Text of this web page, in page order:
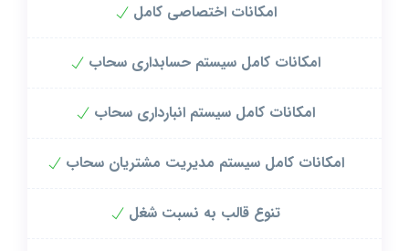
امکانات اختصاصی کامل
امکانات کامل سیستم حسابداری سحاب
امکانات کامل سیستم انبارداری سحاب
امکانات کامل سیستم مدیریت مشتریان سحاب
تنوع قالب به نسبت شغل